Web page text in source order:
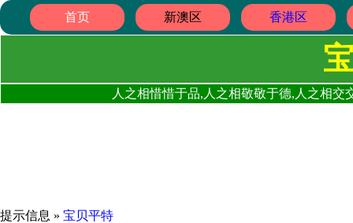
首页 新澳区 香港区
人之相惜惜于品,人之相敬敬于德,人之相
提示信息 » 宝贝平特